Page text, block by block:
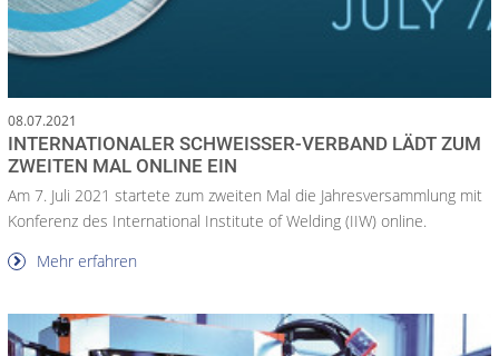
08.07.2021
INTERNATIONALER SCHWEISSER-VERBAND LÄDT ZUM Z
WEITEN MAL ONLINE EIN
Am 7. Juli 2021 startete zum zweiten Mal die Jahresversammlung mit
Konferenz des International Institute of Welding (IIW) online.
Mehr erfahren